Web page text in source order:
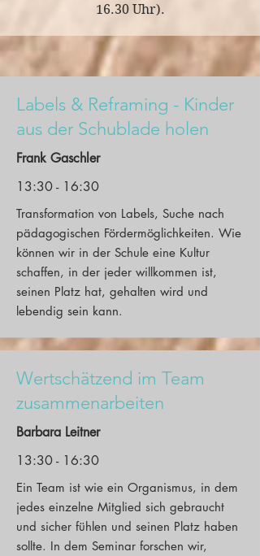
16.30Uhr).
Labels & Reframing - Kinder
aus der Schublade holen
Frank Gaschler
13:30 - 16:30
Transformation von Labels, Suche nach
pädagogischen Fördermöglichkeiten. Wie
können wir in der Schule eine Kultur
schaffen, in der jeder willkommen ist,
seinen Platz hat, gehalten wird und
lebendig sein kann.
Wertschätzend im Team
zusammenarbeiten
Barbara Leitner
13:30 - 16:30
Ein Team ist wie ein Organismus, in dem
jedes einzelne Mitglied sich gebraucht
und sicher fühlen und seinen Platz haben
sollte. In dem Seminar forschen wir,